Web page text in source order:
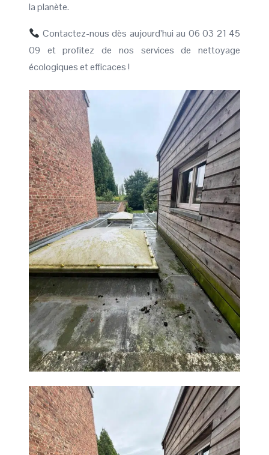
la planète.
Contactez-nous dès aujourd’hui au 06 03 21 45
09 et profitez de nos services de nettoyage
écologiques et efficaces !